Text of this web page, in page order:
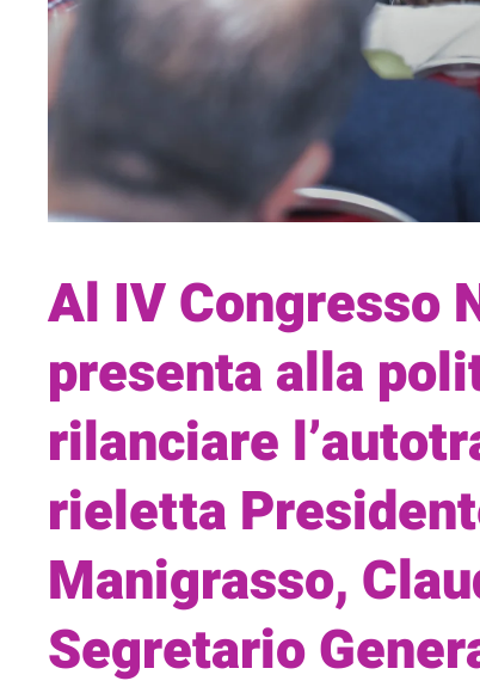
Al IV Congresso
presenta alla
rilanciare
rieletta
Manigrasso,
Segretario